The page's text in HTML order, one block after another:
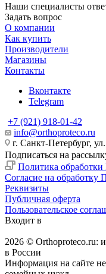
Наши специалисты
Задать вопрос
О компании
Как купить
Производители
Магазины
Контакты
Вконтакте
Telegram
+7 (921) 918-01-42
info@orthoproteco.ru
г. Санкт-Петербург,
Подписаться на
Политика
Согласие на обработку
Реквизиты
Публичная оферта
Пользовательское
Входит в
2026 © Orthoproteco.ru:
в России
Информация на сайте